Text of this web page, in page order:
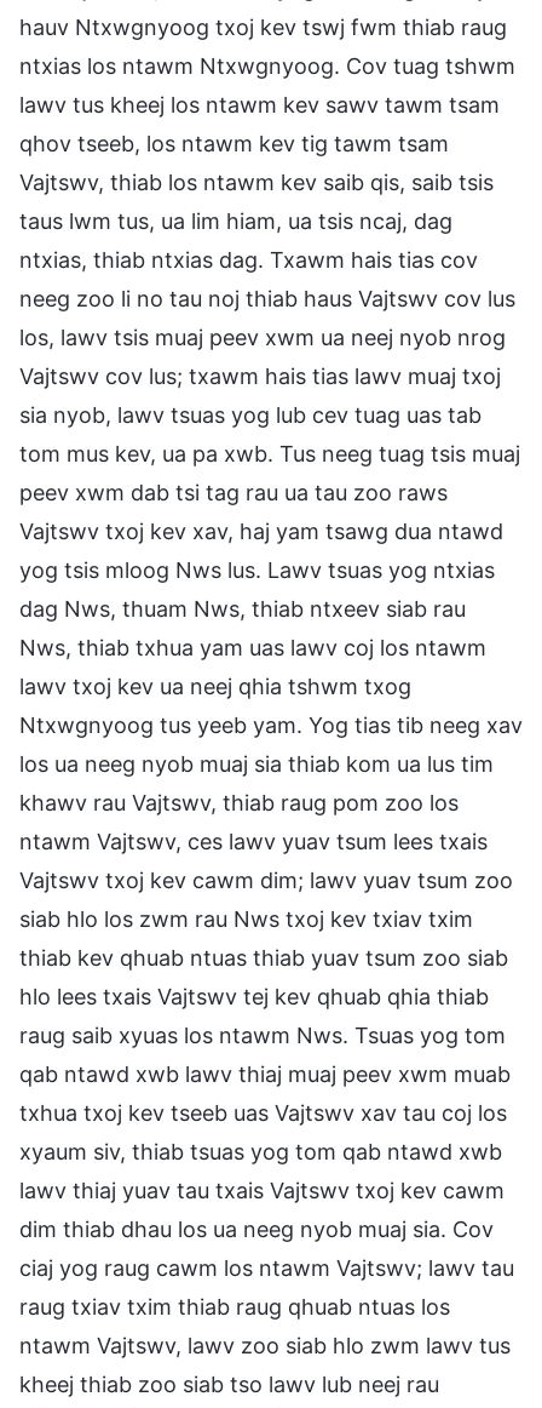
hauv Ntxwgnyoog txoj kev tswj fwm thiab raug
ntxias los ntawm Ntxwgnyoog. Cov tuag tshwm
lawv tus kheej los ntawm kev sawv tawm tsam
qhov tseeb, los ntawm kev tig tawm tsam
Vajtswv, thiab los ntawm kev saib qis, saib tsis
taus lwm tus, ua lim hiam, ua tsis ncaj, dag
ntxias, thiab ntxias dag. Txawm hais tias cov
neeg zoo li no tau noj thiab haus Vajtswv cov lus
los, lawv tsis muaj peev xwm ua neej nyob nrog
Vajtswv cov lus; txawm hais tias lawv muaj txoj
sia nyob, lawv tsuas yog lub cev tuag uas tab
tom mus kev, ua pa xwb. Tus neeg tuag tsis muaj
peev xwm dab tsi tag rau ua tau zoo raws
Vajtswv txoj kev xav, haj yam tsawg dua ntawd
yog tsis mloog Nws lus. Lawv tsuas yog ntxias
dag Nws, thuam Nws, thiab ntxeev siab rau
Nws, thiab txhua yam uas lawv coj los ntawm
lawv txoj kev ua neej qhia tshwm txog
Ntxwgnyoog tus yeeb yam. Yog tias tib neeg xav
los ua neeg nyob muaj sia thiab kom ua lus tim
khawv rau Vajtswv, thiab raug pom zoo los
ntawm Vajtswv, ces lawv yuav tsum lees txais
Vajtswv txoj kev cawm dim; lawv yuav tsum zoo
siab hlo los zwm rau Nws txoj kev txiav txim
thiab kev qhuab ntuas thiab yuav tsum zoo siab
hlo lees txais Vajtswv tej kev qhuab qhia thiab
raug saib xyuas los ntawm Nws. Tsuas yog tom
qab ntawd xwb lawv thiaj muaj peev xwm muab
txhua txoj kev tseeb uas Vajtswv xav tau coj los
xyaum siv, thiab tsuas yog tom qab ntawd xwb
lawv thiaj yuav tau txais Vajtswv txoj kev cawm
dim thiab dhau los ua neeg nyob muaj sia. Cov
ciaj yog raug cawm los ntawm Vajtswv; lawv tau
raug txiav txim thiab raug qhuab ntuas los
ntawm Vajtswv, lawv zoo siab hlo zwm lawv tus
kheej thiab zoo siab tso lawv lub neej rau